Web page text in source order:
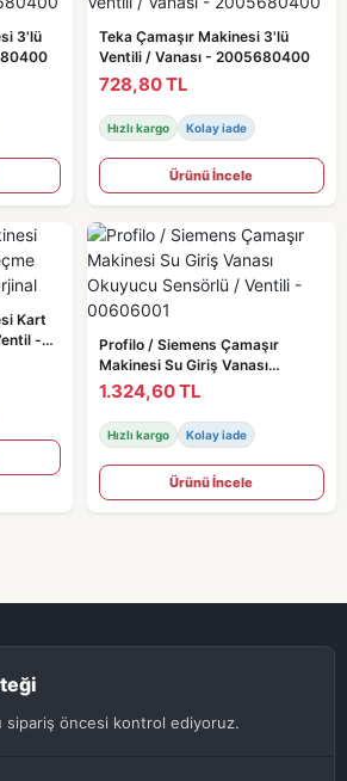
3'lü
Teka Çamaşır Makinesi 3'lü
Ventili / Vanası - 2005680400
728,80 TL
Hızlı kargo Kolay iade
Ürünü İncele
Kart
-
Profilo / Siemens Çamaşır
Makinesi Su Giriş Vanası
Okuyucu Sensörlü / Ventili -
00606001
1.324,60 TL
Hızlı kargo Kolay iade
Ürünü İncele
sipariş öncesi kontrol ediyoruz.